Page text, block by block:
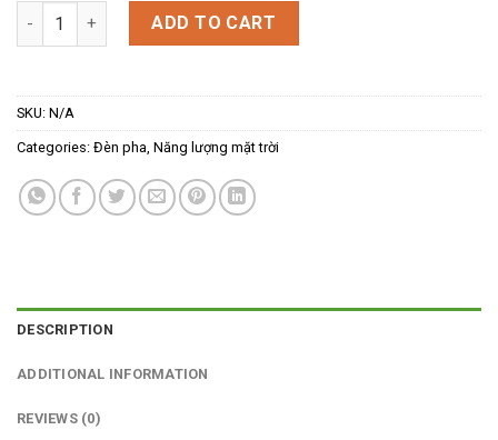
Đèn Pha Năng Lượng Mặt Trời quantity
ADD TO CART
SKU: N/A
Categories: Đèn pha, Năng lượng mặt trời
DESCRIPTION
ADDITIONAL INFORMATION
REVIEWS (0)